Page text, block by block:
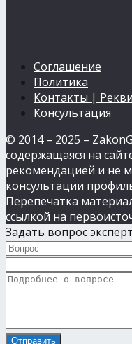
Соглашение
Политика
Контакты |
Консультация
© 2014 – 2025 –
содержащаяся на
рекомендацией и не
консультации
Перепечатка
ссылкой на
Задать вопрос